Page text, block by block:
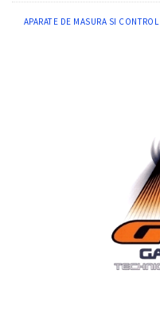
APARATE DE MASURA SI CONTROL